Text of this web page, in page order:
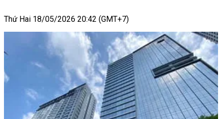
Thứ Hai 18/05/2026 20:42 (GMT+7)